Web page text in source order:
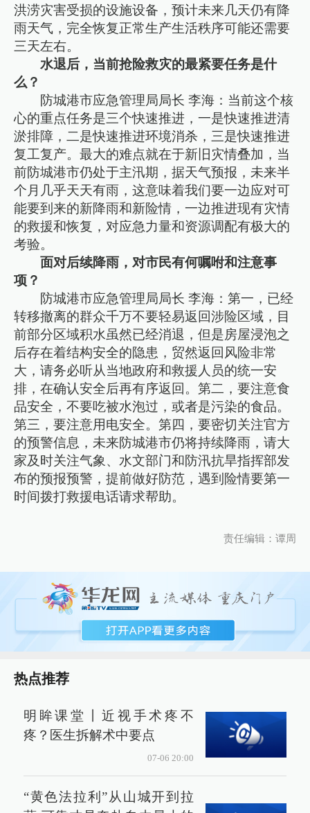
洪涝灾害受损的设施设备，预计未来几天仍有降
雨天气，完全恢复正常生产生活秩序可能还需要
三天左右。
水退后，当前抢险救灾的最紧要任务是什
么？
防城港市应急管理局局长 李海：当前这个核
心的重点任务是三个快速推进，一是快速推进清
淤排障，二是快速推进环境消杀，三是快速推进
复工复产。最大的难点就在于新旧灾情叠加，当
前防城港市仍处于主汛期，据天气预报，未来半
个月几乎天天有雨，这意味着我们要一边应对可
能要到来的新降雨和新险情，一边推进现有灾情
的救援和恢复，对应急力量和资源调配有极大的
考验。
面对后续降雨，对市民有何嘱咐和注意事
项？
防城港市应急管理局局长 李海：第一，已经
转移撤离的群众千万不要轻易返回涉险区域，目
前部分区域积水虽然已经消退，但是房屋浸泡之
后存在着结构安全的隐患，贸然返回风险非常
大，请务必听从当地政府和救援人员的统一安
排，在确认安全后再有序返回。第二，要注意食
品安全，不要吃被水泡过，或者是污染的食品。
第三，要注意用电安全。第四，要密切关注官方
的预警信息，未来防城港市仍将持续降雨，请大
家及时关注气象、水文部门和防汛抗旱指挥部发
布的预报预警，提前做好防范，遇到险情要第一
时间拨打救援电话请求帮助。
责任编辑：谭周
热点推荐
明眸课堂丨近视手术疼不
疼？医生拆解术中要点
07-06 20:00
“黄色法拉利”从山城开到拉